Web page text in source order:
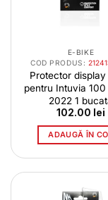
E-BIKE
COD PRODUS:
Protector display
pentru Intuvia 100
2022 1
102.00 lei
ADAUGĂ ÎN